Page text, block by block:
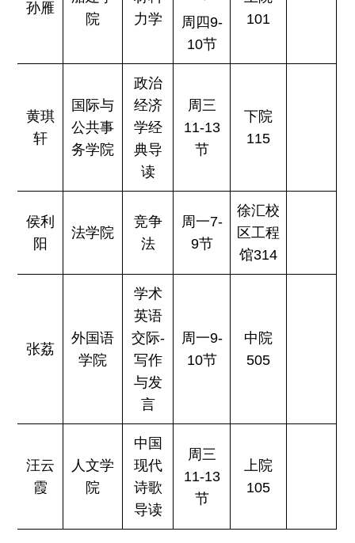
孙雁
院
力学
周四9-
10节
101
黄琪
轩
国际与
公共事
务学院
政治
经济
学经
典导
读
周三
11-13
节
下院
115
侯利
阳
法学院
竞争
法
周一7-
9节
徐汇校
区工程
馆314
张荔
外国语
学院
学术
英语
交际-
写作
与发
言
周一9-
10节
中院
505
汪云
霞
人文学
院
中国
现代
诗歌
导读
周三
11-13
节
上院
105